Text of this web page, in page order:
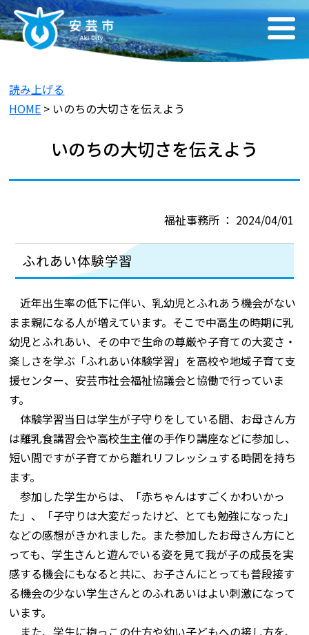
読み上げる
HOME > いのちの大切さを伝えよう
いのちの大切さを伝えよう
福祉事務所 ： 2024/04/01
ふれあい体験学習
近年出生率の低下に伴い、乳幼児とふれあう機会がない
まま親になる人が増えています。そこで中高生の時期に乳
幼児とふれあい、その中で生命の尊厳や子育ての大変さ・
楽しさを学ぶ「ふれあい体験学習」を高校や地域子育て支
援センター、安芸市社会福祉協議会と協働で行っていま
す。
体験学習当日は学生が子守りをしている間、お母さん方
は離乳食講習会や高校生主催の手作り講座などに参加し、
短い間ですが子育てから離れリフレッシュする時間を持ち
ます。
参加した学生からは、「赤ちゃんはすごくかわいかっ
た」、「子守りは大変だったけど、とても勉強になった」
などの感想がきかれました。また参加したお母さん方にと
っても、学生さんと遊んでいる姿を見て我が子の成長を実
感する機会にもなると共に、お子さんにとっても普段接す
る機会の少ない学生さんとのふれあいはよい刺激になって
います。
また、学生に抱っこの仕方や幼い子どもへの接し方を、